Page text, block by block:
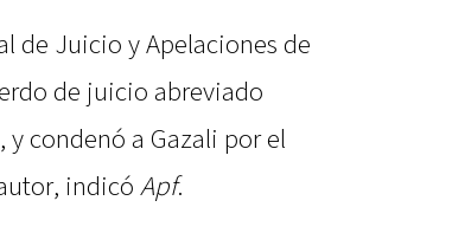
de Juicio y Apelaciones de
de juicio abreviado
y condenó a Gazali por el
indicó Apf.